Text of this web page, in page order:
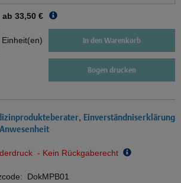
ab 33,50 €
Einheit(en) In den Warenkorb
Bogen drucken
Einverständniserklärung
- Kein Rückgaberecht
DokMPB01